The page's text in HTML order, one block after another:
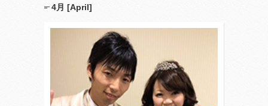
4月 [April]